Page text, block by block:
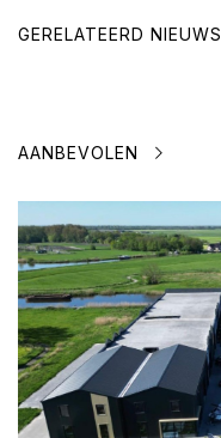
GERELATEERD NIEUWS
AANBEVOLEN